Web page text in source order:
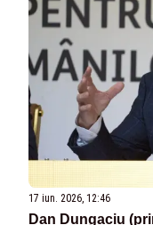
17 iun. 2026, 12:46
Dan Dungaciu